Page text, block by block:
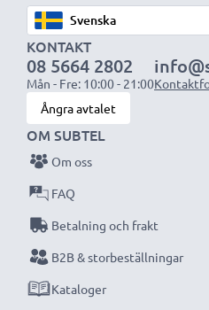
KONTAKT
08 5664 2802
Mån - Fre: 10:00 - 21:00
Ångra avtalet
OM SUBTEL
Om oss
FAQ
Betalning och frakt
B2B & storbeställningar
Kataloger